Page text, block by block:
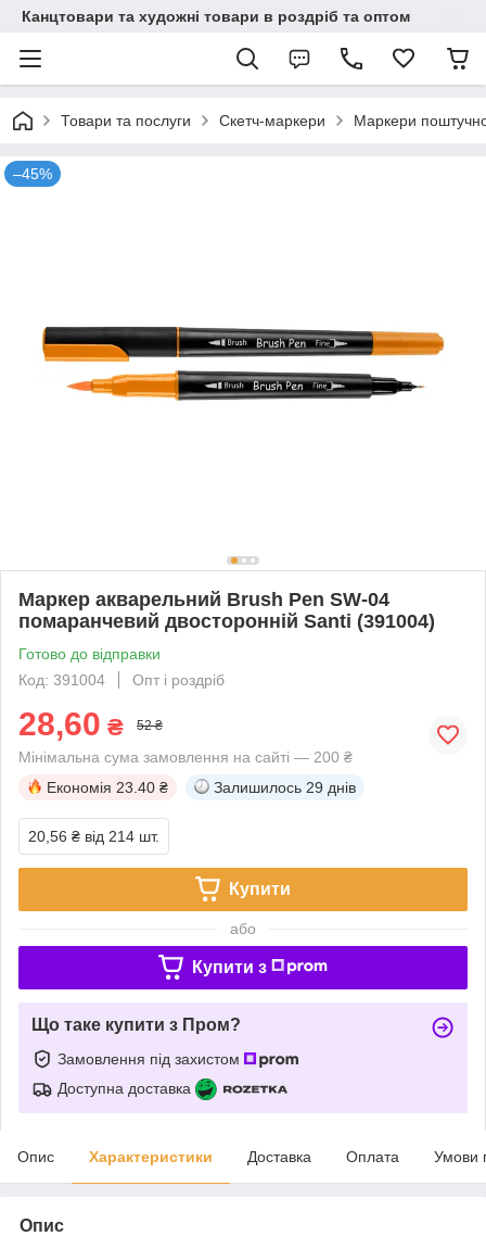
Канцтовари та художні товари в роздріб та оптом
Товари та послуги Скетч-маркери Маркери
–45%
Маркер акварельний Brush Pen SW-04
помаранчевий двосторонній Santi (391004)
Готово до відправки
Код: 391004
Опт і роздріб
28,60 ₴ 52 ₴
Мінімальна сума замовлення на сайті — 200 ₴
Економія 23.40 ₴ Залишилось 29 днів
20,56 ₴ від 214 шт.
Купити
або
Купити з
Що таке купити з Пром?
Замовлення під захистом
Доступна доставка
Опис Характеристики Доставка Оплата Умови
Опис